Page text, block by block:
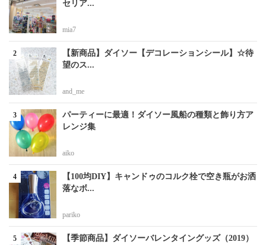
セリア...
mia7
【新商品】ダイソー【デコレーションシール】☆待
望のス...
and_me
パーティーに最適！ダイソー風船の種類と飾り方ア
レンジ集
aiko
【100均DIY】キャンドゥのコルク栓で空き瓶がお洒
落なボ...
pariko
【季節商品】ダイソーバレンタイングッズ（2019）